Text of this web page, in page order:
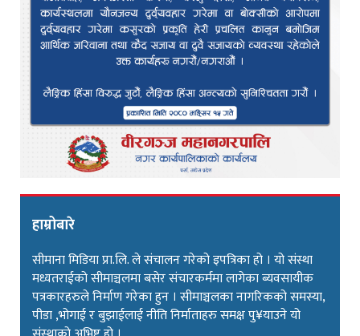
हाम्रोबारे
सीमाना मिडिया प्रा.लि. ले संचालन गरेको इपत्रिका हो । यो संस्था
मध्यतराईको सीमाञ्चलमा बसेर संचारकर्ममा लागेका ब्यवसायीक
पत्रकारहरुले निर्माण गरेका हुन । सीमाञ्चलका नागरिकको समस्या,
पीडा ,भोगाई र बुझाईलाई नीति निर्माताहरु समक्ष पु¥याउने यो